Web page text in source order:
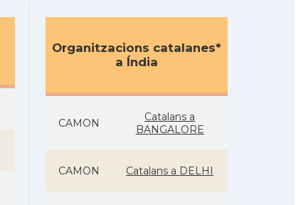
Organitzacions catalanes*
a Índia
CAMON
Catalans a
BANGALORE
CAMON Catalans a DELHI